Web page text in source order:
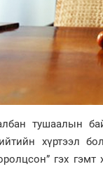
тушаалын
хүртээл
гэх гэмт